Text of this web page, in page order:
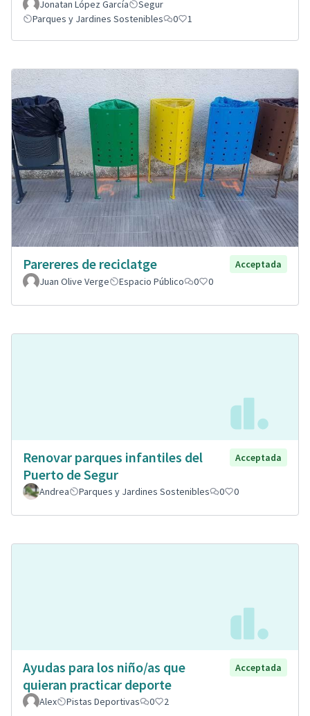
Jonatan López García
Segur
Parques y Jardines Sostenibles
0 1
Parereres de reciclatge
Acceptada
Juan Olive Verge
Espacio Público 0 0
Renovar parques infantiles del
Puerto de Segur
Acceptada
Andrea Parques y Jardines Sostenibles 0 0
Ayudas para los niño/as que
quieran practicar deporte
Acceptada
Alex Pistas Deportivas 0 2